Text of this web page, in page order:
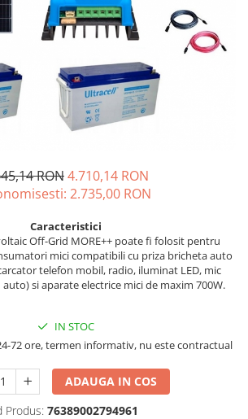
si accesorii
energie
energie
Comerciale
RON4.710,14 RON
2.735,00 RON
Caracteristici
Off-Grid MORE++ poate fi folosit pentru
mici compatibili cu priza bricheta auto
telefon mobil, radio, iluminat LED, mic
si aparate electrice mici de maxim 700W.
IN STOC
72 ore, termen informativ, nu este contractual
ADAUGA IN COS
Produs: 76389002794961